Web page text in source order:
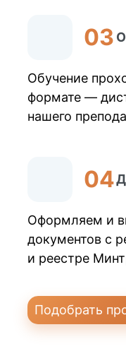
Обучение
формате —
нашего
Оформляем и
документов с
и реестре
Подобрать